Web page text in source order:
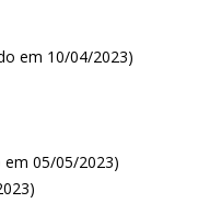
em 10/04/2023)
em 05/05/2023)